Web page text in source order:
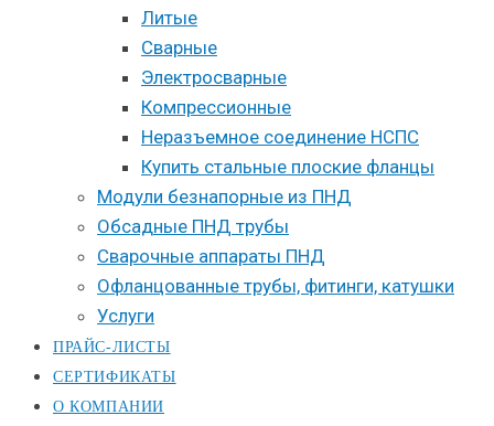
Литые
Сварные
Электросварные
Компрессионные
Неразъемное соединение НСПС
Купить стальные плоские фланцы
Модули безнапорные из ПНД
Обсадные ПНД трубы
Сварочные аппараты ПНД
Офланцованные трубы, фитинги, катушки
Услуги
ПРАЙС-ЛИСТЫ
СЕРТИФИКАТЫ
О КОМПАНИИ